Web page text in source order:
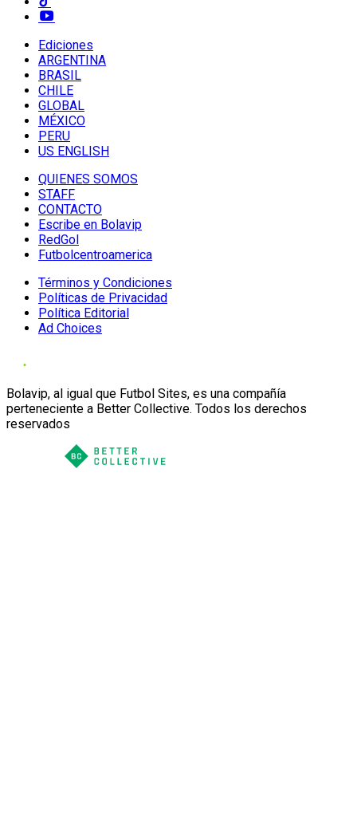
Ediciones
ARGENTINA
BRASIL
CHILE
GLOBAL
MÉXICO
PERU
US ENGLISH
QUIENES SOMOS
STAFF
CONTACTO
Escribe en Bolavip
RedGol
Futbolcentroamerica
Términos y Condiciones
Políticas de Privacidad
Política Editorial
Ad Choices
Bolavip, al igual que Futbol Sites, es una compañía
perteneciente a Better Collective. Todos los derechos
reservados